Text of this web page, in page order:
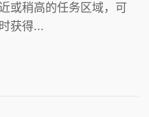
或稍高的任务区域，可
获得...